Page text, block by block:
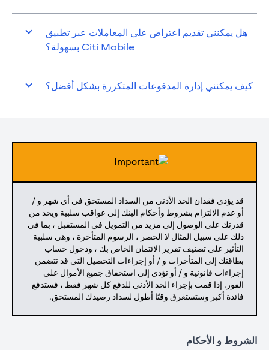
هل يمكنني تقديم اعتراض على المعاملات عبر تطبيق
Citi Mobile بسهولة؟
كيف يمكنني إدارة المدفوعات المتكررة بشكل أفضل؟
قد يؤدي فقدان الحد الأدنى من السداد المستحق في أي شهر و /
أو عدم الالتزام بشروط وأحكام البنك إلى عواقب سلبية ويحد من
قدرتك على الوصول إلى مزيد من التمويل في المستقبل ، بما في
ذلك على سبيل المثال لا الحصر ، الرسوم المتأخرة ، وهي سلبية
التأثير على تصنيف تقرير الائتمان الخاص بك ، ودخول حساب
بطاقتك إلى المتأخرات و / أو إجراءات التحصيل التي قد تتضمن
إجراءات قانونية و / أو تؤدي إلى استحقاق جميع الأموال على
الفور. إذا قمت بإجراء الحد الأدنى للدفع كل شهر فقط ، فستدفع
فائدة أكبر وستستغرق وقتًا أطول لسداد رصيدك المستحق.
الشروط و الأحكام